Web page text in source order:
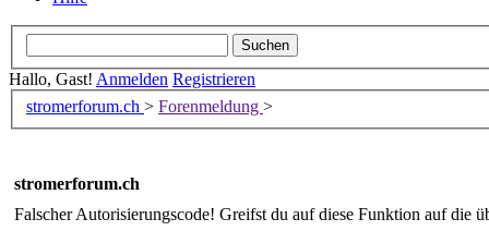
Hallo, Gast! Anmelden Registrieren
stromerforum.ch > Forenmeldung >
stromerforum.ch
Falscher Autorisierungscode! Greifst du auf diese Funktion auf die